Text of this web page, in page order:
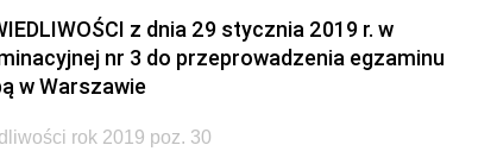
z dnia 29 stycznia 2019 r. w
nr 3 do przeprowadzenia egzaminu
w Warszawie
rok 2019 poz. 30